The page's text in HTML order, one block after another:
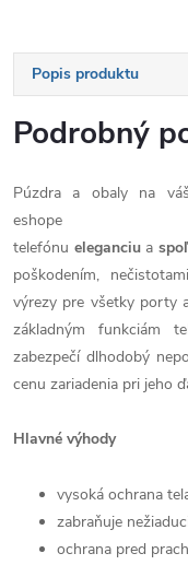
Popis produktu
Podrobný
Púzdra a obaly na
eshope
telefónu eleganciu a
poškodením,
výrezy pre všetky porty
základným funkciám
zabezpečí dlhodobý
cenu zariadenia pri jeho
Hlavné výhody
vysoká ochrana
zabraňuje
ochrana pred